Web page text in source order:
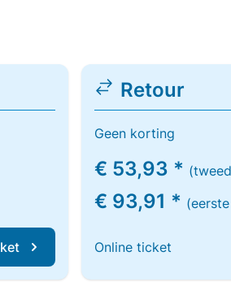
Retour
Geen korting
€ 53,93 *
€ 93,91 *
Online ticket